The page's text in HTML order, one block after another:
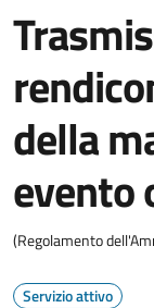
della
evento
(Regolamento
Servizio attivo